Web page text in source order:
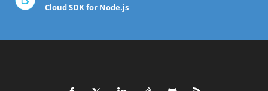
Cloud SDK for Node.js